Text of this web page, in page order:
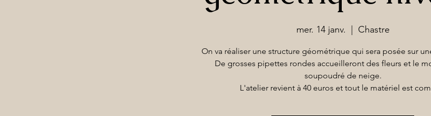
mer. 14 janv.
  |
Chastre
On va réaliser une structure géométrique qui sera posée sur
De grosses pipettes rondes accueilleront des fleurs et le
soupoudré de neige.
L'atelier revient à 40 euros et tout le matériel est